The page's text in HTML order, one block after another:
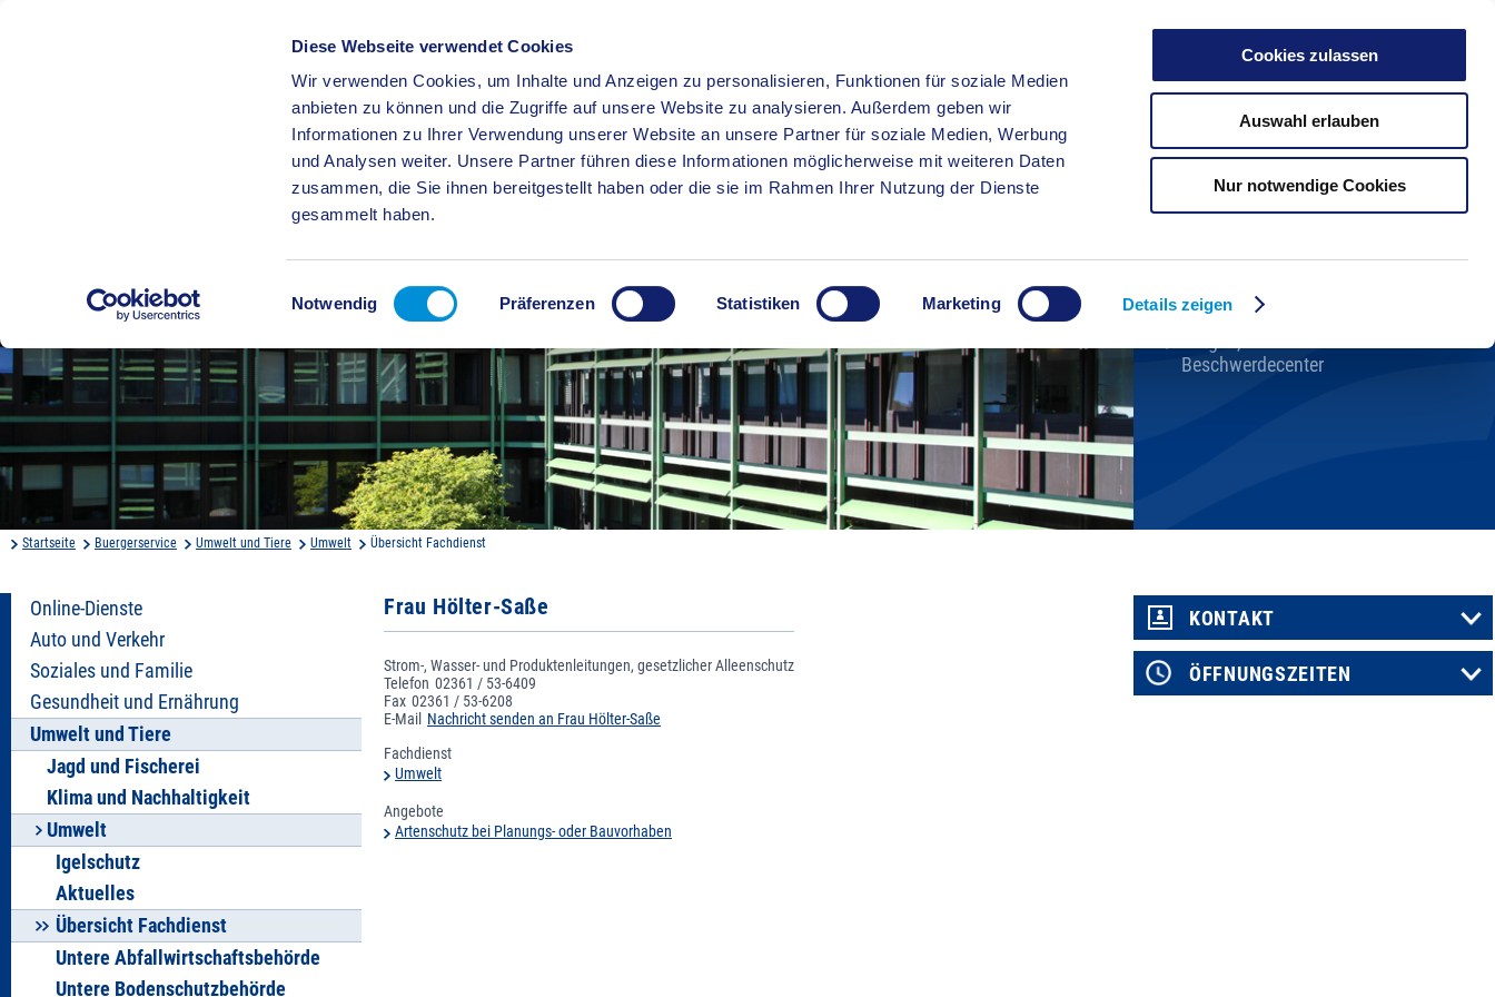
Diese Webseite verwendet Cookies
Wir verwenden Cookies, um Inhalte und Anzeigen zu personalisieren, Funktionen für soziale Medien
anbieten zu können und die Zugriffe auf unsere Website zu analysieren. Außerdem geben wir
Informationen zu Ihrer Verwendung unserer Website an unsere Partner für soziale Medien, Werbung
und Analysen weiter. Unsere Partner führen diese Informationen möglicherweise mit weiteren Daten
zusammen, die Sie ihnen bereitgestellt haben oder die sie im Rahmen Ihrer Nutzung der Dienste
gesammelt haben.
Einwilligungsauswahl
Notwendig Präferenzen Statistiken Marketing Details zeigen
Cookies zulassen
Auswahl erlauben
Nur notwendige Cookies
BÜRGERSERVICE KREISHAUS WIRTSCHAFT BILDUNG
Kreisverwaltung A-Z
Karriere beim Kreis
Beschwerdecenter
Startseite Buergerservice Umwelt und Tiere Umwelt Übersicht Fachdienst
Online-Dienste
Auto und Verkehr
Soziales und Familie
Gesundheit und Ernährung
Umwelt und Tiere
Jagd und Fischerei
Klima und Nachhaltigkeit
Umwelt
Igelschutz
Aktuelles
Übersicht Fachdienst
Untere Abfallwirtschaftsbehörde
Untere Bodenschutzbehörde
Frau Hölter-Saße
Strom-, Wasser- und Produktenleitungen, gesetzlicher Alleenschutz
Telefon 02361 / 53-6409
Fax 02361 / 53-6208
E-Mail Nachricht senden an Frau Hölter-Saße
Fachdienst
Umwelt
Angebote
Artenschutz bei Planungs- oder Bauvorhaben
KONTAKT
ÖFFNUNGSZEITEN